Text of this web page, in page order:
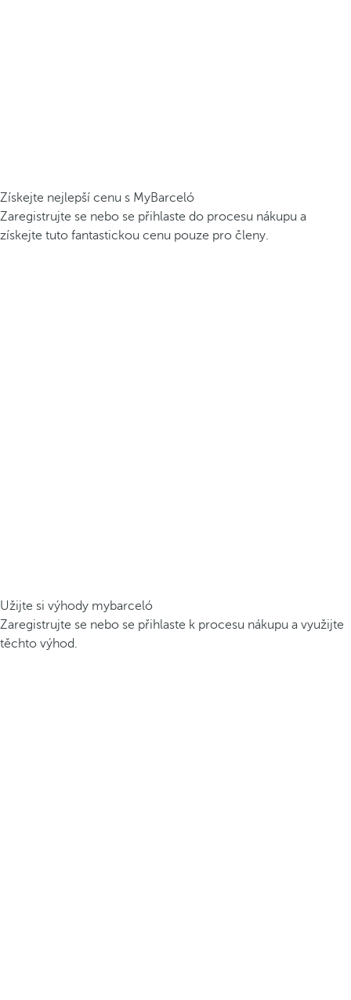
Získejte nejlepší cenu s MyBarceló
Zaregistrujte se nebo se přihlaste do procesu nákupu a
získejte tuto fantastickou cenu pouze pro členy.
Užijte si výhody mybarceló
Zaregistrujte se nebo se přihlaste k procesu nákupu a využijte
těchto výhod.